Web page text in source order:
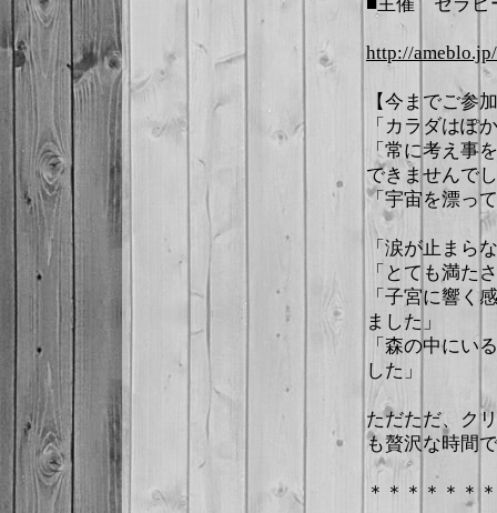
http://
【今までご参
「カラダはぽ
「常に考え事
できませんで
「宇宙を漂っ
「涙が止まら
「とても満た
「子宮に響く
ました」
「森の中にい
した」
ただただ、ク
も贅沢な時間
＊＊＊＊＊＊